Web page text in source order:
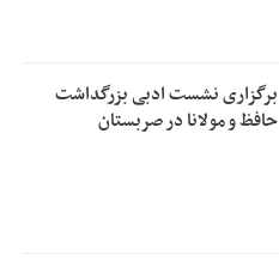
برگزاری نشست ادبی بزرگداشت
حافظ و مولانا در صربستان